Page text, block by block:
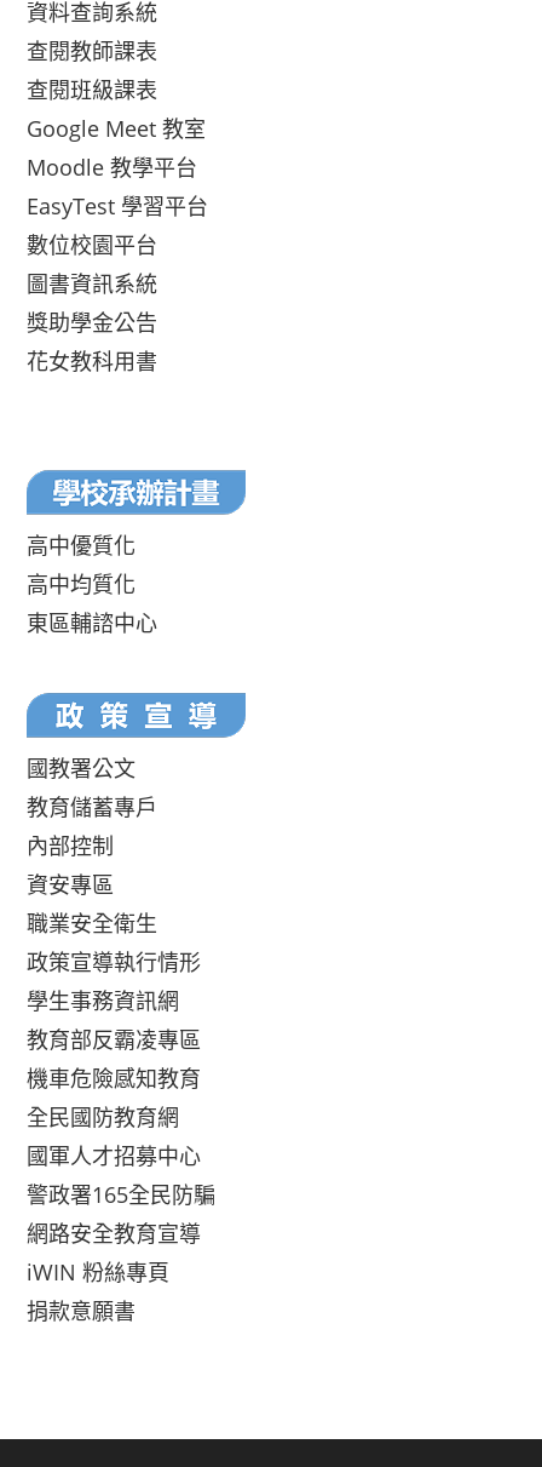
資料查詢系統
查閱教師課表
查閱班級課表
Google Meet 教室
Moodle 教學平台
EasyTest 學習平台
數位校園平台
圖書資訊系統
獎助學金公告
花女教科用書
高中優質化
高中均質化
東區輔諮中心
國教署公文
教育儲蓄專戶
內部控制
資安專區
職業安全衛生
政策宣導執行情形
學生事務資訊網
教育部反霸凌專區
機車危險感知教育
全民國防教育網
國軍人才招募中心
警政署165全民防騙
網路安全教育宣導
iWIN 粉絲專頁
捐款意願書